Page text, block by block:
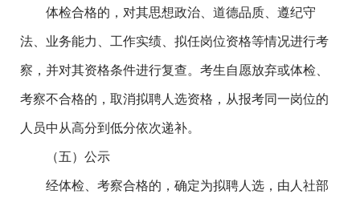
体检合格的，对其思想政治、道德品质、遵纪守
法、业务能力、工作实绩、拟任岗位资格等情况进行考
察，并对其资格条件进行复查。考生自愿放弃或体检、
考察不合格的，取消拟聘人选资格，从报考同一岗位的
人员中从高分到低分依次递补。
（五）公示
经体检、考察合格的，确定为拟聘人选，由人社部